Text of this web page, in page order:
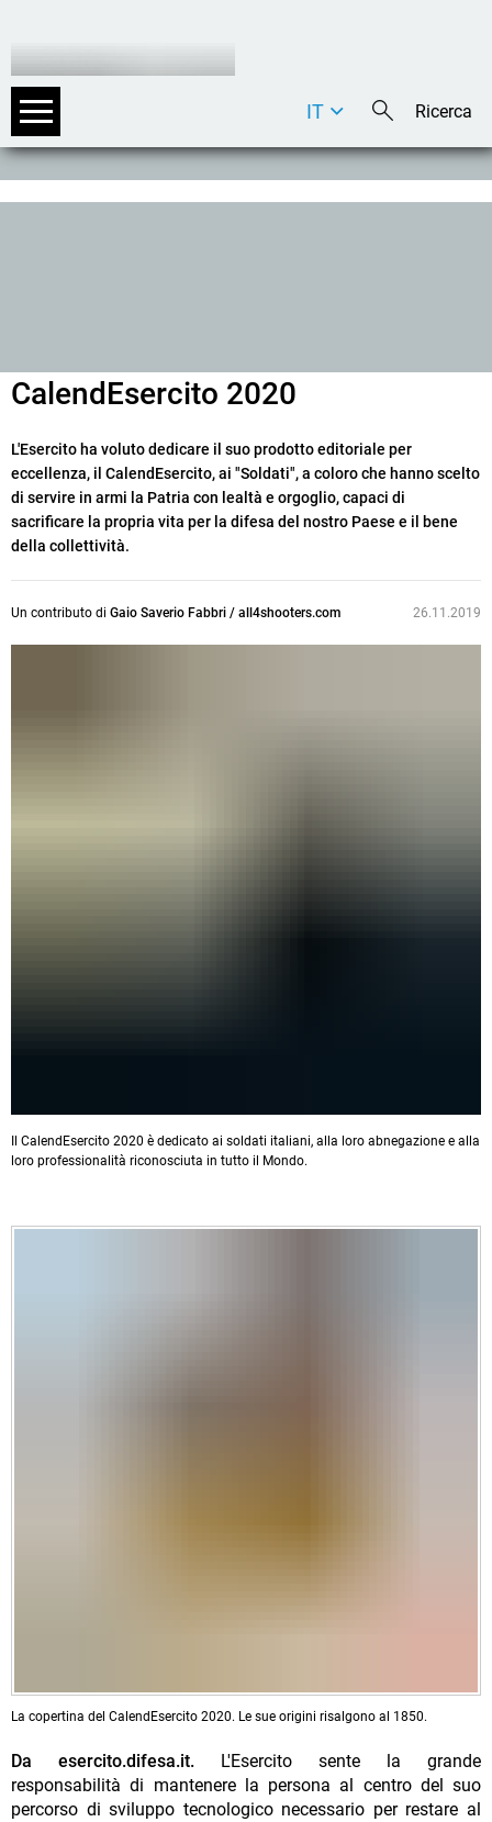
DE
IT
CalendEsercito 2020
L'Esercito ha voluto dedicare il suo prodotto editoriale per
eccellenza, il CalendEsercito, ai "Soldati", a coloro che hanno scelto
di servire in armi la Patria con lealtà e orgoglio, capaci di
sacrificare la propria vita per la difesa del nostro Paese e il bene
della collettività.
Un contributo di Gaio Saverio Fabbri / all4shooters.com 26.11.2019
Il CalendEsercito 2020 è dedicato ai soldati italiani, alla loro abnegazione e alla
loro professionalità riconosciuta in tutto il Mondo.
La copertina del CalendEsercito 2020. Le sue origini risalgono al 1850.
Da esercito.difesa.it.
L'Esercito sente la grande
responsabilità di mantenere la persona al centro del suo
percorso di sviluppo tecnologico necessario per restare al